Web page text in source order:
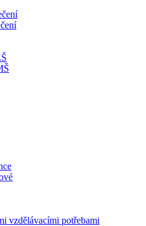
vzdělávacími potřebami